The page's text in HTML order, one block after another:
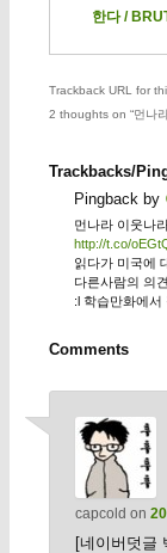
한다 /
Trackback URL for
2 thoughts on “먼나
Trackbacks/
Pingback by
먼나라 이웃나
http://t.co/
읽다가 미국에
다른사람의 의
:l 학습만화에
Comments
capcold on
[네이버덧글